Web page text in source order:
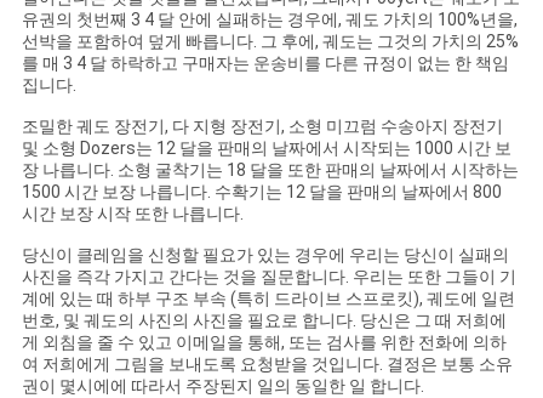
유권의 첫번째 3 4 달 안에 실패하는 경우에, 궤도 가치의 100%년을,
선박을 포함하여 덮게 빠릅니다. 그 후에, 궤도는 그것의 가치의 25%
를 매 3 4 달 하락하고 구매자는 운송비를 다른 규정이 없는 한 책임
집니다.
조밀한 궤도 장전기, 다 지형 장전기, 소형 미끄럼 수송아지 장전기
및 소형 Dozers는 12 달을 판매의 날짜에서 시작되는 1000 시간 보
장 나릅니다. 소형 굴착기는 18 달을 또한 판매의 날짜에서 시작하는
1500 시간 보장 나릅니다. 수확기는 12 달을 판매의 날짜에서 800
시간 보장 시작 또한 나릅니다.
당신이 클레임을 신청할 필요가 있는 경우에 우리는 당신이 실패의
사진을 즉각 가지고 간다는 것을 질문합니다. 우리는 또한 그들이 기
계에 있는 때 하부 구조 부속 (특히 드라이브 스프로킷), 궤도에 일련
번호, 및 궤도의 사진의 사진을 필요로 합니다. 당신은 그 때 저희에
게 외침을 줄 수 있고 이메일을 통해, 또는 검사를 위한 전화에 의하
여 저희에게 그림을 보내도록 요청받을 것입니다. 결정은 보통 소유
권이 몇시에에 따라서 주장된지 일의 동일한 일 합니다.